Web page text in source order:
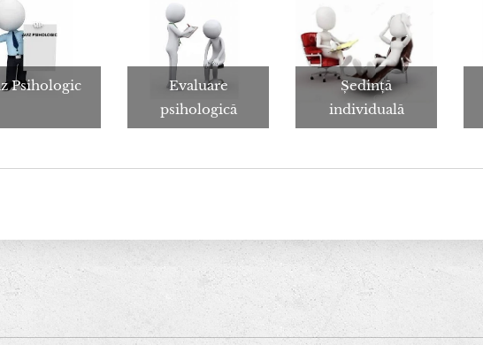
Psihologic
Evaluare
psihologică
Ședință
individuală